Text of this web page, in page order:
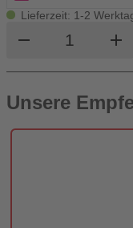
Lieferzeit: 1-2
remove Produktadd
Unsere